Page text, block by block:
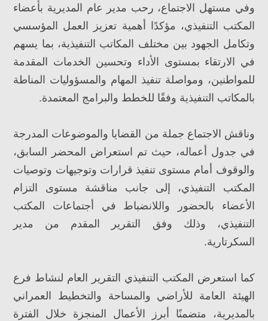
وفي مستهل الاجتماع، رحب مدير عام المديرية بأعضاء
المكتب التنفيذي، مؤكدًا أهمية تعزيز العمل المؤسسي
وتكامل الجهود بين مختلف المكاتب التنفيذية، بما يسهم
في الارتقاء بمستوى الأداء وتحسين الخدمات المقدمة
للمواطنين، ومواصلة تنفيذ المهام والمسؤوليات المناطة
بالمكاتب التنفيذية وفقًا للخطط والبرامج المعتمدة.
وناقش الاجتماع جملة من القضايا والموضوعات المدرجة
في جدول أعماله، حيث تم استعراض المحضر السابق،
والوقوف أمام مستوى تنفيذ قرارات وتوجيهات وتوصيات
المكتب التنفيذي، إلى جانب مناقشة مستوى التزام
الأعضاء بالحضور واللانضباط في أجتماعات المكتب
التنفيذي، وذلك وفق التقرير المقدم من مدير
السكرتارية.
كما استعرض المكتب التنفيذي التقرير العام لنشاط فرع
الهيئة العامة للأراضي والمساحة والتخطيط العمراني
بالمديرية، متضمنًا أبرز الأعمال المنجزة خلال الفترة